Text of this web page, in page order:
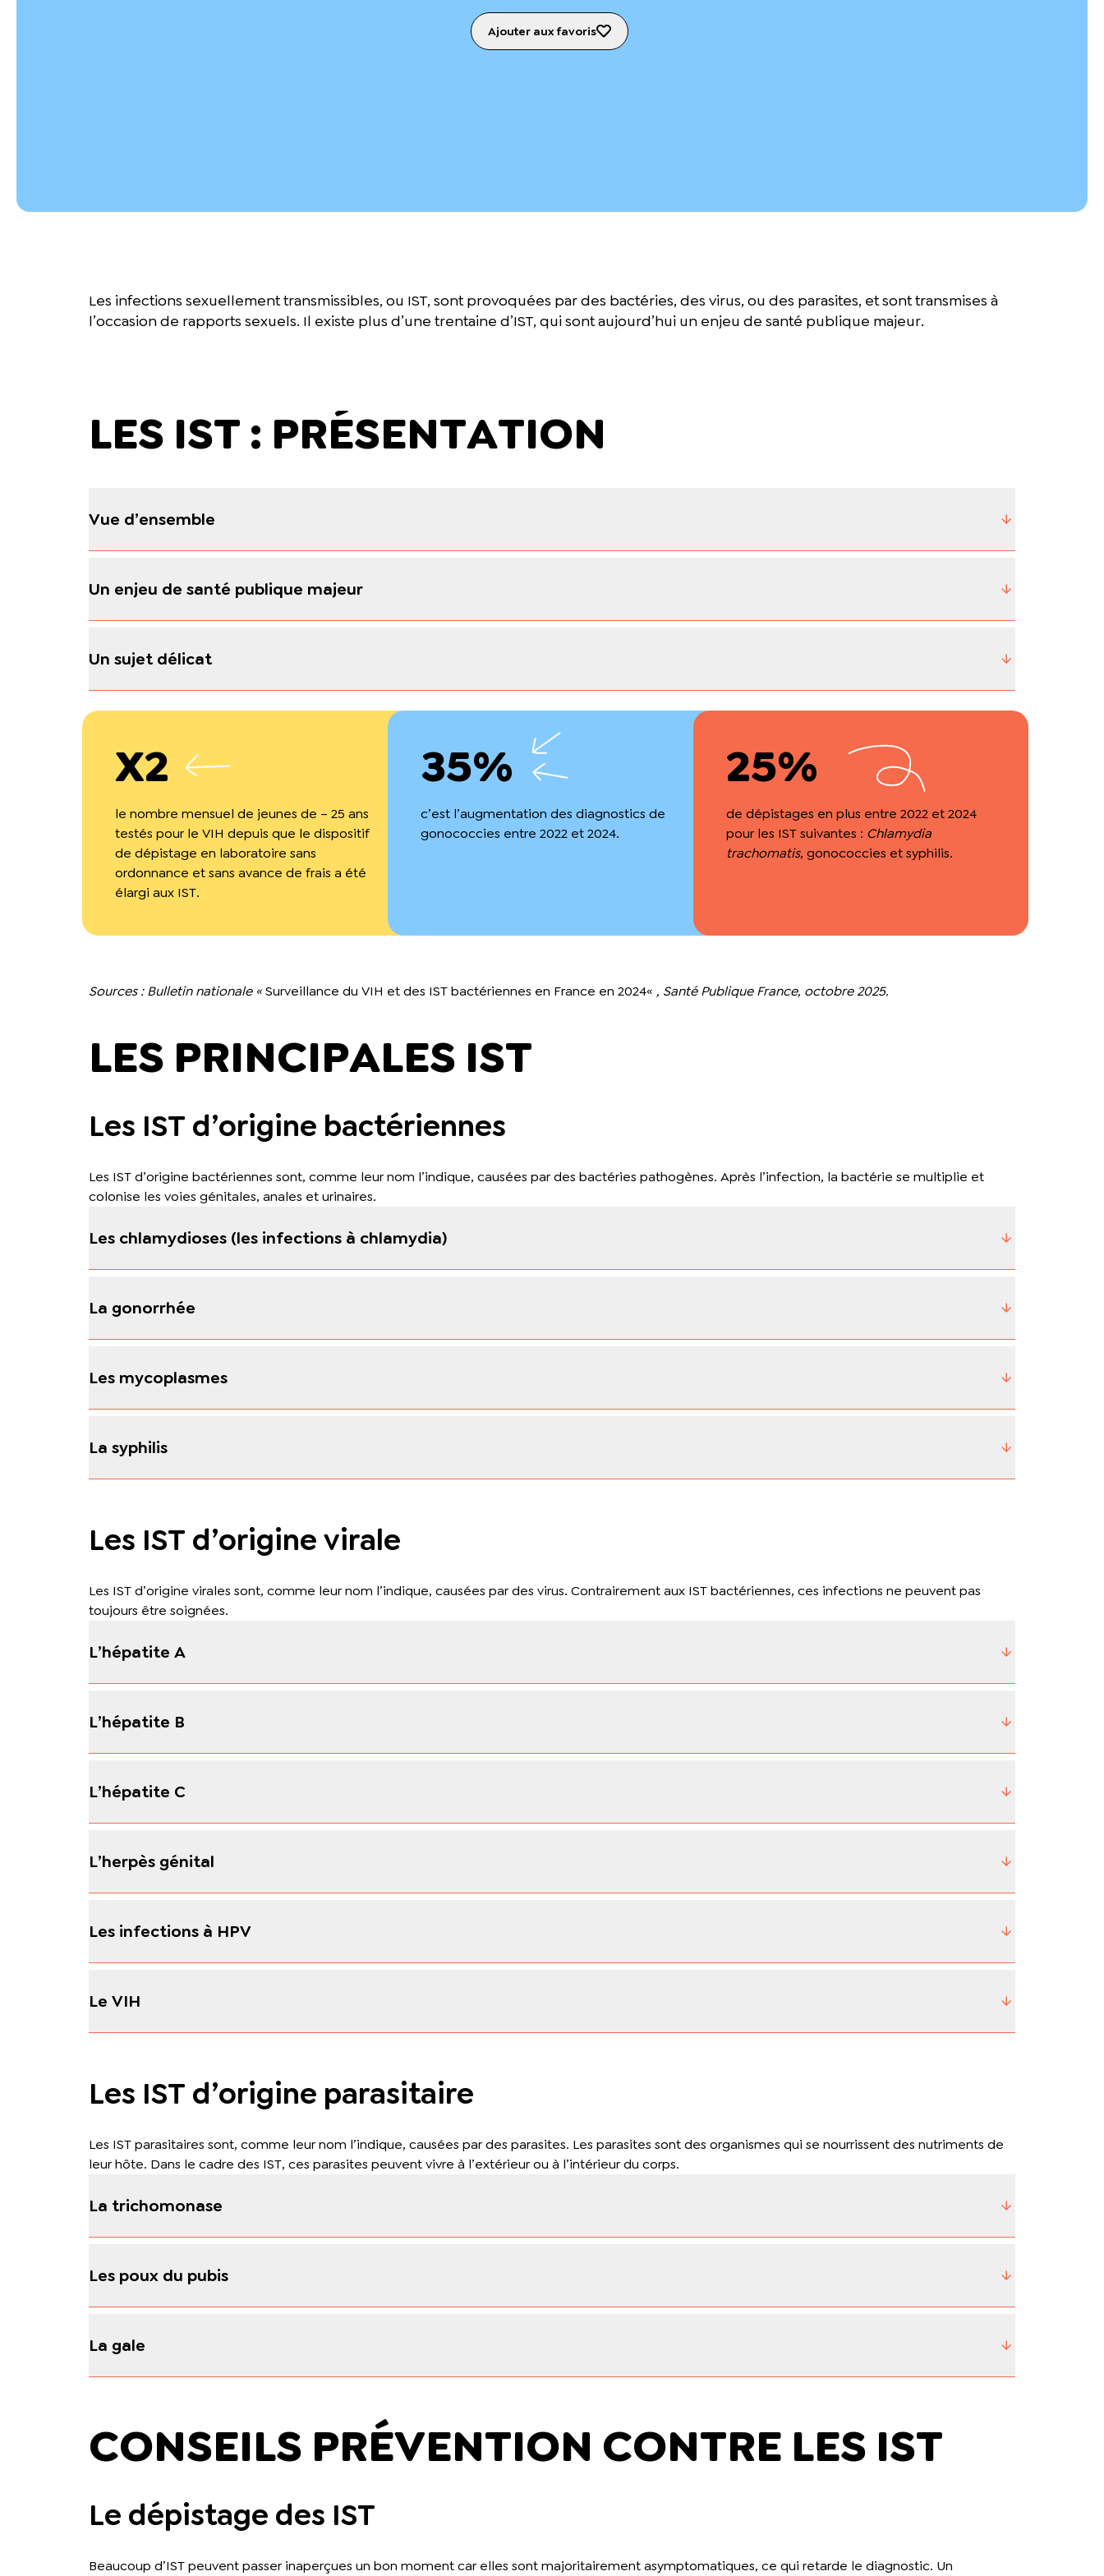
Ajouter aux favoris
Les infections sexuellement transmissibles, ou IST, sont provoquées par des bactéries, des virus, ou des parasites, et sont transmises à
l’occasion de rapports sexuels. Il existe plus d’une trentaine d’IST, qui sont aujourd’hui un enjeu de santé publique majeur.
LES IST : PRÉSENTATION
Vue d’ensemble
Un enjeu de santé publique majeur
Un sujet délicat
X2
le nombre mensuel de jeunes de – 25 ans
testés pour le VIH depuis que le dispositif
de dépistage en laboratoire sans
ordonnance et sans avance de frais a été
élargi aux IST.
35%
c’est l’augmentation des diagnostics de
gonococcies entre 2022 et 2024.
25%
de dépistages en plus entre 2022 et 2024
pour les IST suivantes : Chlamydia
trachomatis, gonococcies et syphilis.
Sources : Bulletin nationale «Surveillance du VIH et des IST bactériennes en France en 2024« , Santé Publique France, octobre 2025.
LES PRINCIPALES IST
Les IST d’origine bactériennes
Les IST d’origine bactériennes sont, comme leur nom l’indique, causées par des bactéries pathogènes. Après l’infection, la bactérie se multiplie et
colonise les voies génitales, anales et urinaires.
Les chlamydioses (les infections à chlamydia)
La gonorrhée
Les mycoplasmes
La syphilis
Les IST d’origine virale
Les IST d’origine virales sont, comme leur nom l’indique, causées par des virus. Contrairement aux IST bactériennes, ces infections ne peuvent pas
toujours être soignées.
L’hépatite A
L’hépatite B
L’hépatite C
L’herpès génital
Les infections à HPV
Le VIH
Les IST d’origine parasitaire
Les IST parasitaires sont, comme leur nom l’indique, causées par des parasites. Les parasites sont des organismes qui se nourrissent des nutriments de
leur hôte. Dans le cadre des IST, ces parasites peuvent vivre à l’extérieur ou à l’intérieur du corps.
La trichomonase
Les poux du pubis
La gale
CONSEILS PRÉVENTION CONTRE LES IST
Le dépistage des IST
Beaucoup d’IST peuvent passer inaperçues un bon moment car elles sont majoritairement asymptomatiques, ce qui retarde le diagnostic. Un